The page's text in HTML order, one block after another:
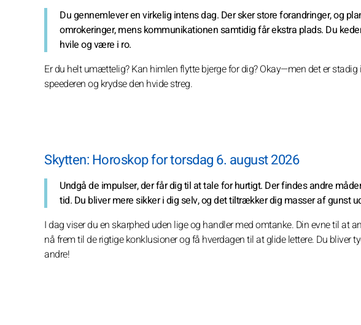
Du gennemlever en virkelig intens dag. Der sker store forandringer, og
omrokeringer, mens kommunikationen samtidig får ekstra plads. Du
hvile og være i ro.
Er du helt umættelig? Kan himlen flytte bjerge for dig? Okay—men det er
speederen og krydse den hvide streg.
Skytten: Horoskop for torsdag 6. august 2026
Undgå de impulser, der får dig til at tale for hurtigt. Der findes andre
tid. Du bliver mere sikker i dig selv, og det tiltrækker dig masser af gunst
I dag viser du en skarphed uden lige og handler med omtanke. Din evne til at
nå frem til de rigtige konklusioner og få hverdagen til at glide lettere. Du
andre!